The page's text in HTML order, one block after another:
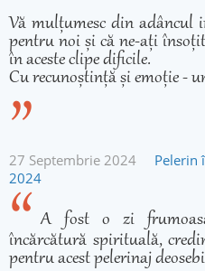
Vă mulțumesc din
pentru noi și că ne-ați
în aceste clipe dificile.
Cu recunoștință și emoție -
27 Septembrie 2024
Pelerin
2024
A fost o zi
încărcătură spirituală,
pentru acest pelerinaj